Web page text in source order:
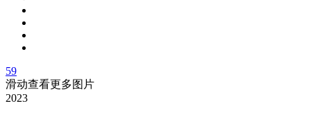
59
滑动查看更多图片
2023